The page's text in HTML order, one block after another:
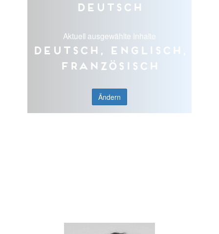
Deutsch
Aktuell ausgewählte Inhalte
Deutsch, Englisch,
Französisch
Ändern